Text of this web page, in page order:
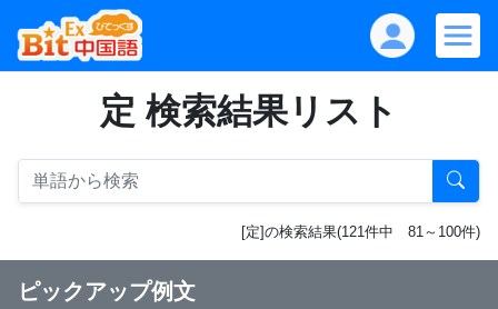
定 検索結果リスト
[定]の検索結果(121件中 81～100件)
ピックアップ例文